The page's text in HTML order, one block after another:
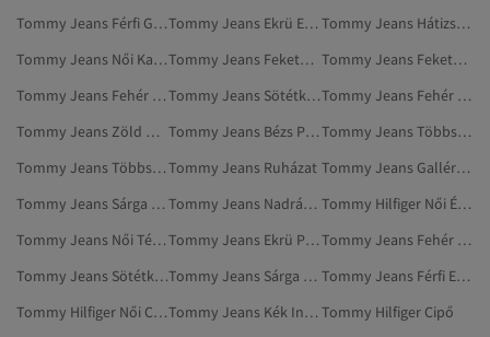
Tommy Jeans Férfi Galléros Pólók
Tommy Jeans Ekrü Edzőcipő
Tommy Jeans Hátizsákok
Tommy Jeans Női Kabátok És Dzsekik
Tommy Jeans Fekete Edzőcipők
Tommy Jeans Fekete Nadrágok
Tommy Jeans Fehér Ruházat
Tommy Jeans Sötétkék Pólók
Tommy Jeans Fehér Edzőcipők
Tommy Jeans Zöld Mellények
Tommy Jeans Bézs Pólók
Tommy Jeans Többszínű Ruházat
Tommy Jeans Többszínű NadrágokTommy Jeans Ruházat
Tommy Jeans Galléros Pólók
Tommy Jeans Sárga Pólók
Tommy Jeans Nadrágok
Tommy Hilfiger Női Ék Talpú Cipő
Tommy Jeans Női Téli Kabátok
Tommy Jeans Ekrü Pólók
Tommy Jeans Fehér Nadrágok
Tommy Jeans Sötétkék Farmerek
Tommy Jeans Sárga Ruházat
Tommy Jeans Férfi Edzőcipő
Tommy Hilfiger Női Cipők
Tommy Jeans Kék Ingek Tommy Hilfiger Cipő